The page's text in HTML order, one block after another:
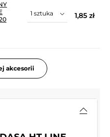
1,85 zł
akcesorii